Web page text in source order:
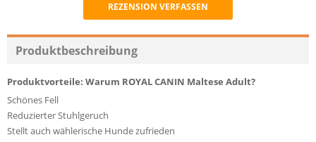
Recommend
REZENSION VERFASSEN
Produktbeschreibung
Produktvorteile: Warum ROYAL CANIN Maltese Adult?
Schönes Fell
Reduzierter Stuhlgeruch
Stellt auch wählerische Hunde zufrieden